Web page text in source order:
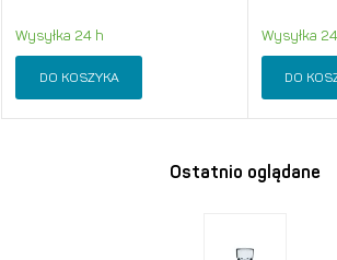
Wysyłka 24 h
DO KOSZYKA
Wysyłka
DO
Ostatnio oglądane